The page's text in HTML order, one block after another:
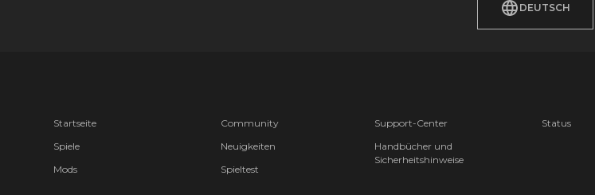
DEUTSCH
Startseite
Spiele
Mods
Community
Neuigkeiten
Spieltest
Support-Center
Handbücher und
Sicherheitshinweise
Status